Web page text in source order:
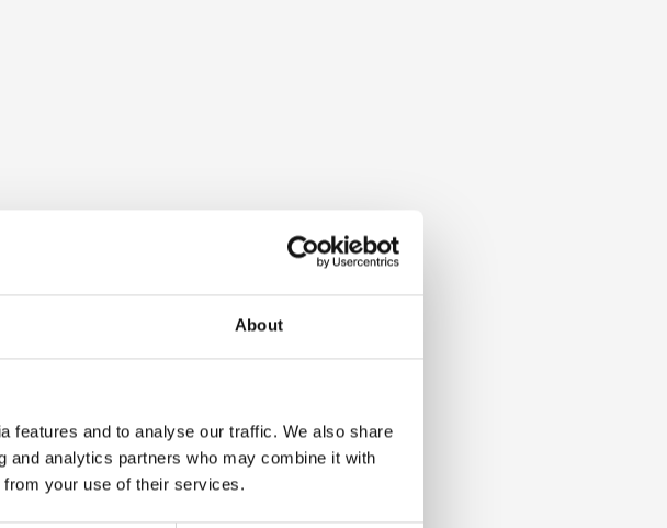
About
features and to analyse our traffic. We also share
and analytics partners who may combine it with
from your use of their services.